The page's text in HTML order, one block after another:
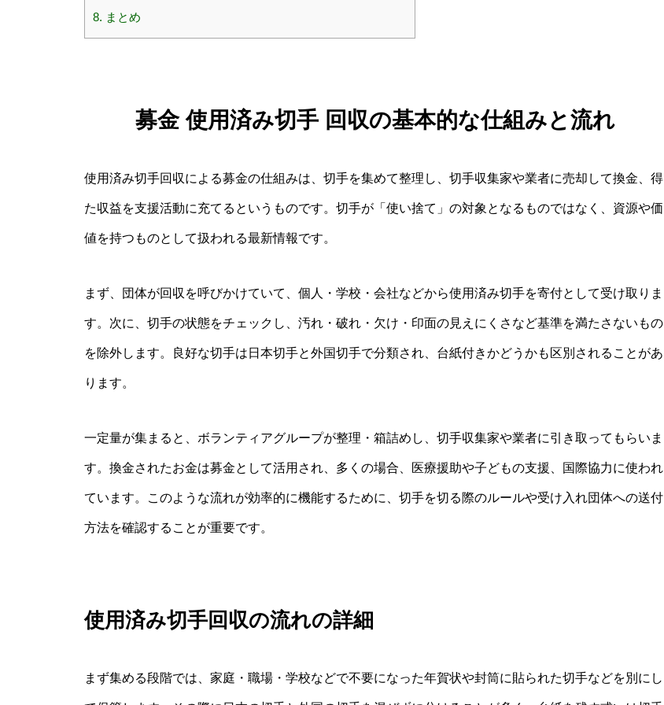
8. まとめ
募金 使用済み切手 回収の基本的な仕組みと流れ
使用済み切手回収による募金の仕組みは、切手を集めて整理し、切手収集家や業者に売却して換金、得
た収益を支援活動に充てるというものです。切手が「使い捨て」の対象となるものではなく、資源や価
値を持つものとして扱われる最新情報です。
まず、団体が回収を呼びかけていて、個人・学校・会社などから使用済み切手を寄付として受け取りま
す。次に、切手の状態をチェックし、汚れ・破れ・欠け・印面の見えにくさなど基準を満たさないもの
を除外します。良好な切手は日本切手と外国切手で分類され、台紙付きかどうかも区別されることがあ
ります。
一定量が集まると、ボランティアグループが整理・箱詰めし、切手収集家や業者に引き取ってもらいま
す。換金されたお金は募金として活用され、多くの場合、医療援助や子どもの支援、国際協力に使われ
ています。このような流れが効率的に機能するために、切手を切る際のルールや受け入れ団体への送付
方法を確認することが重要です。
使用済み切手回収の流れの詳細
まず集める段階では、家庭・職場・学校などで不要になった年賀状や封筒に貼られた切手などを別にし